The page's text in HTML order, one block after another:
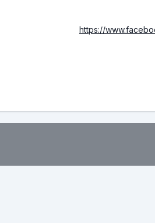
https://